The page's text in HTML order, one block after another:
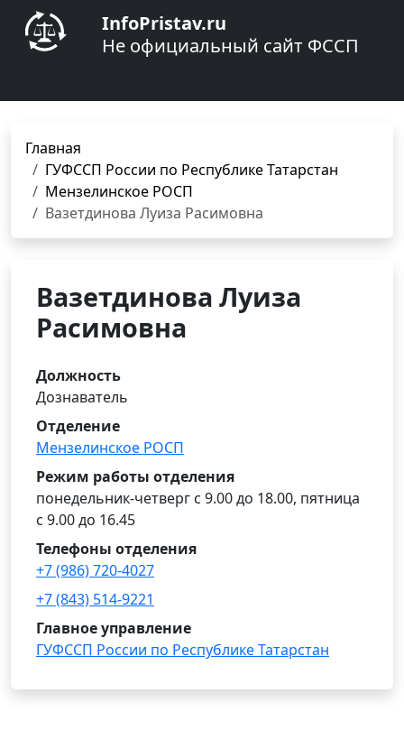
InfoPristav.ru
Не официальный сайт ФССП
Главная
ГУФССП России по Республике Татарстан
Мензелинское РОСП
Вазетдинова Луиза Расимовна
Вазетдинова Луиза
Расимовна
Должность
Дознаватель
Отделение
Мензелинское РОСП
Режим работы отделения
понедельник-четверг с 9.00 до 18.00, пятница
с 9.00 до 16.45
Телефоны отделения
+7 (986) 720-4027
+7 (843) 514-9221
Главное управление
ГУФССП России по Республике Татарстан